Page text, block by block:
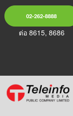
02-262-8888
ต่อ 8615, 8686